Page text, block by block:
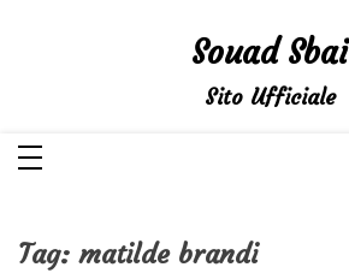
Souad Sbai
Sito Ufficiale
Tag: matilde brandi